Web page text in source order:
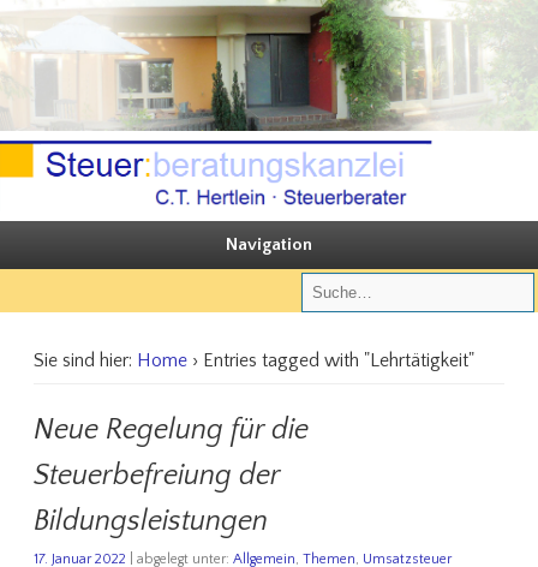
Steuerberatungskanzlei C.T. Hertlein
Sie steuern, wir beraten
Navigation
Sie sind hier: Home› Entries tagged with "Lehrtätigkeit"
Neue Regelung für die
Steuerbefreiung der
Bildungsleistungen
17. Januar 2022 | abgelegt unter: Allgemein Themen Umsatzsteuer